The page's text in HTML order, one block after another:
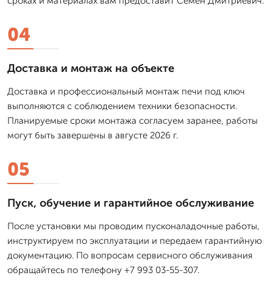
04
Доставка и монтаж на объекте
Доставка и профессиональный монтаж печи под ключ
выполняются с соблюдением техники безопасности.
Планируемые сроки монтажа согласуем заранее, работы
могут быть завершены в августе 2026 г.
05
Пуск, обучение и гарантийное обслуживание
После установки мы проводим пусконаладочные работы,
инструктируем по эксплуатации и передаем гарантийную
документацию. По вопросам сервисного обслуживания
обращайтесь по телефону +7 993 03-55-307.